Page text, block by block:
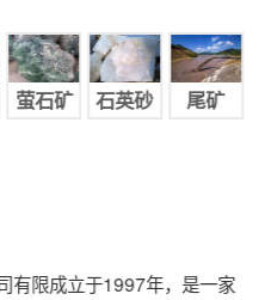
萤石矿 石英砂 尾矿
有限成立于1997年，是一家